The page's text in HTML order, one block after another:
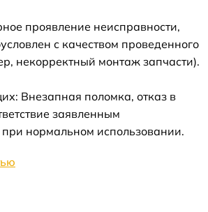
проявление неисправности,
с качеством проведенного
некорректный монтаж запчасти).
Внезапная поломка, отказ в
заявленным
нормальном использовании.